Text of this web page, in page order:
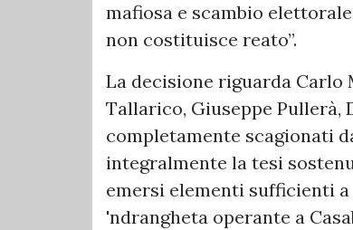
mafiosa e scambio
non costituisce reato”.
La decisione riguarda
Tallarico, Giuseppe Pullerà,
completamente scagionati
integralmente la tesi
emersi elementi sufficienti
'ndrangheta operante a